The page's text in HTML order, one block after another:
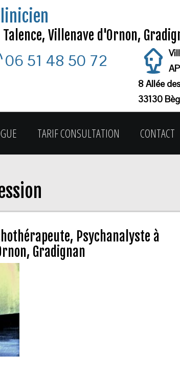
Villenave d'Ornon,
06 51 48 50 72
8 Allée
33130
TARIF CONSULTATION CONTACT
Psychanalyste à
Gradignan